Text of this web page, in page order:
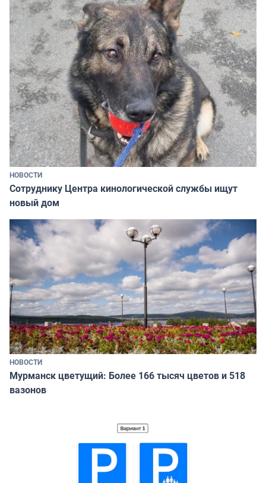
НОВОСТИ
Сотруднику Центра кинологической службы ищут
новый дом
НОВОСТИ
Мурманск цветущий: Более 166 тысяч цветов и 518
вазонов